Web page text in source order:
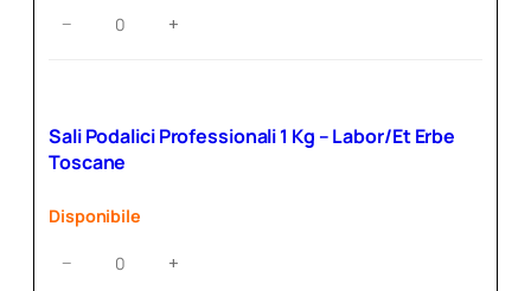
–
Labor/Ar
Cannella
− +
− +
Sali Podalici Professionali 1 Kg – Labor/Et Erbe
Toscane
Disponibile